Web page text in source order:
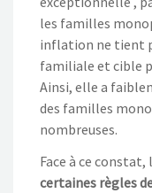
les familles
inflation ne tient
familiale et cible
Ainsi, elle a
des familles
nombreuses.
Face à ce constat,
certaines règles